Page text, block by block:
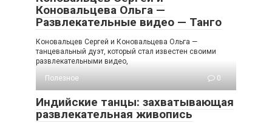
Коновальцева Ольга —
Развлекательные видео — Танго
Коновальцев Сергей и Коновальцева Ольга —
танцевальный дуэт, который стал известен своими
развлекательными видео,
Полезное
0
Индийские танцы: захватывающая
развлекательная живопись